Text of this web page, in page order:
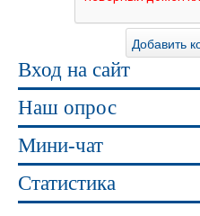
Вход на сайт
Наш опрос
Мини-чат
Статистика